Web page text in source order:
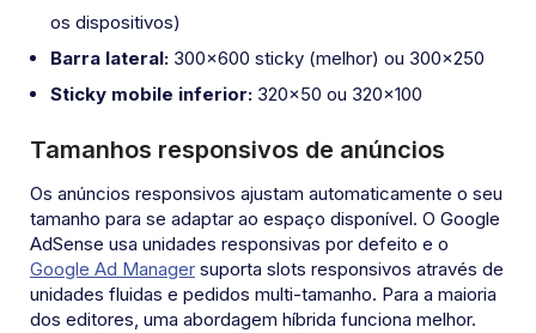
os dispositivos)
Barra lateral: 300×600 sticky (melhor) ou 300×250
Sticky mobile inferior: 320×50 ou 320×100
Tamanhos responsivos de anúncios
Os anúncios responsivos ajustam automaticamente o seu
tamanho para se adaptar ao espaço disponível. O Google
AdSense usa unidades responsivas por defeito e o
Google Ad Manager suporta slots responsivos através de
unidades fluidas e pedidos multi-tamanho. Para a maioria
dos editores, uma abordagem híbrida funciona melhor.